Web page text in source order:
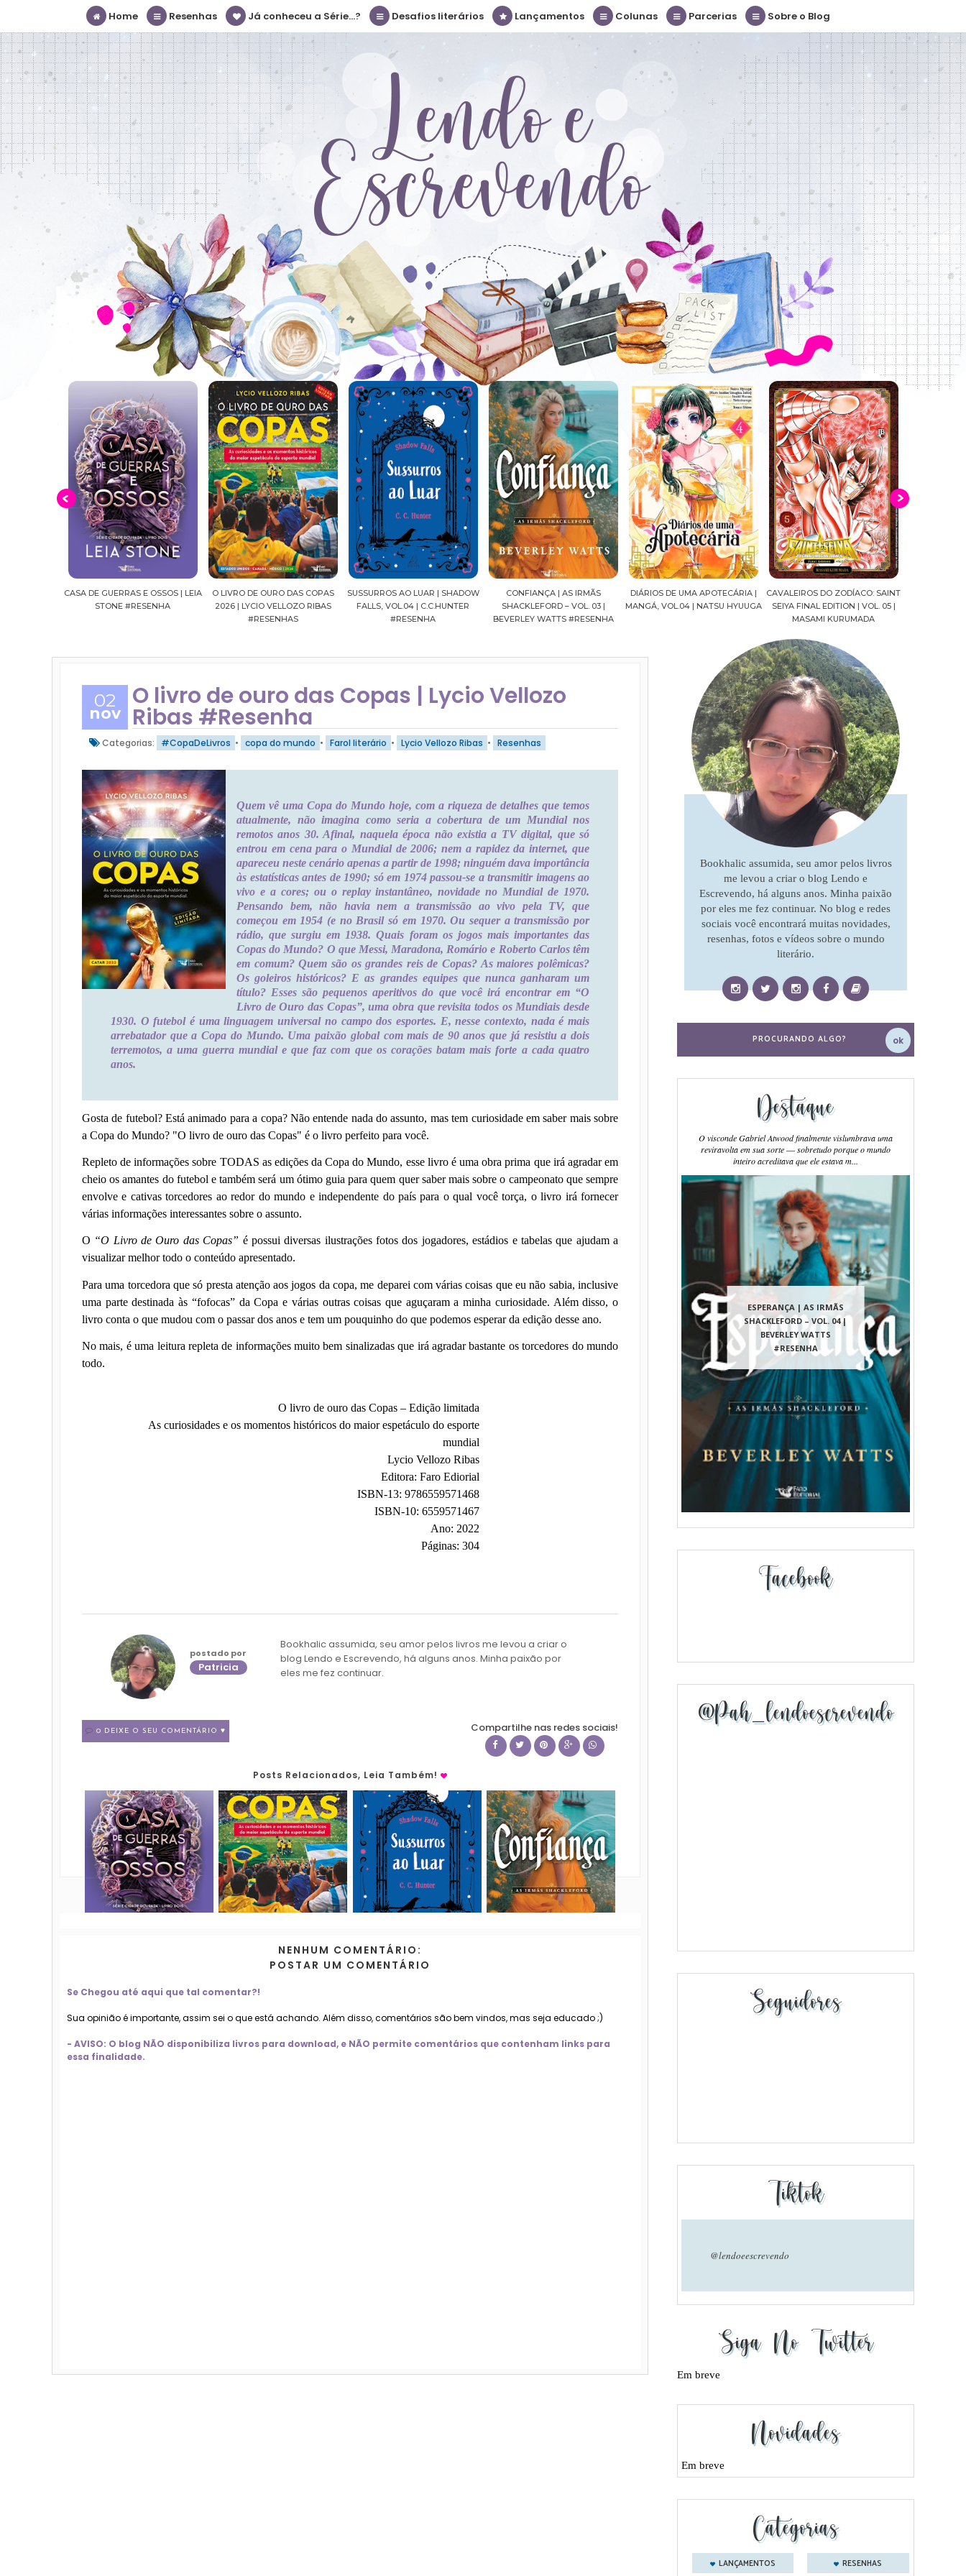
Home Resenhas Já conheceu a Série...? Desafios literários Lançamentos Colunas Parcerias Sobre o Blog
O LIVRO DE OURO DAS COPAS
2026 | LYCIO VELLOZO RIBAS
SUSSURROS AO LUAR | SHADOW
FALLS, VOL.04 | C.C.HUNTER
#RESENHA
CONFIANÇA | AS IRMÃS
SHACKLEFORD – VOL. 03 |
BEVERLEY WATTS #RESENHA
DIÁRIOS DE UMA APOTECÁRIA |
MANGÁ, VOL.04 | NATSU HYUUGA
CAVALEIROS DO ZODÍACO: SAINT
SEIYA FINAL EDITION | VOL. 05 |
CROWN OF WAR AND SHADOW |
J.R.WARD #RESENHA
02
nov
O livro de ouro das Copas | Lycio Vellozo
Ribas #Resenha
Categorias: #CopaDeLivros • copa do mundo • Farol literário • Lycio Vellozo Ribas • Resenhas
Quem vê uma Copa do Mundo hoje, com a riqueza de detalhes que temos
atualmente, não imagina como seria a cobertura de um Mundial nos
remotos anos 30. Afinal, naquela época não existia a TV digital, que só
entrou em cena para o Mundial de 2006; nem a rapidez da internet, que
apareceu neste cenário apenas a partir de 1998; ninguém dava importância
às estatísticas antes de 1990; só em 1974 passou-se a transmitir imagens ao
vivo e a cores; ou o replay instantâneo, novidade no Mundial de 1970.
Pensando bem, não havia nem a transmissão ao vivo pela TV, que
começou em 1954 (e no Brasil só em 1970. Ou sequer a transmissão por
rádio, que surgiu em 1938. Quais foram os jogos mais importantes das
Copas do Mundo? O que Messi, Maradona, Romário e Roberto Carlos têm
em comum? Quem são os grandes reis de Copas? As maiores polêmicas?
Os goleiros históricos? E as grandes equipes que nunca ganharam um
título? Esses são pequenos aperitivos do que você irá encontrar em “O
Livro de Ouro das Copas”, uma obra que revisita todos os Mundiais desde
1930. O futebol é uma linguagem universal no campo dos esportes. E, nesse contexto, nada é mais
arrebatador que a Copa do Mundo. Uma paixão global com mais de 90 anos que já resistiu a dois
terremotos, a uma guerra mundial e que faz com que os corações batam mais forte a cada quatro
anos.
Gosta de futebol? Está animado para a copa? Não entende nada do assunto, mas tem curiosidade em saber mais sobre
a Copa do Mundo? "O livro de ouro das Copas" é o livro perfeito para você.
Repleto de informações sobre TODAS as edições da Copa do Mundo, esse livro é uma obra prima que irá agradar em
cheio os amantes do futebol e também será um ótimo guia para quem quer saber mais sobre o campeonato que sempre
envolve e cativas torcedores ao redor do mundo e independente do país para o qual você torça, o livro irá fornecer
várias informações interessantes sobre o assunto.
O “O Livro de Ouro das Copas” é possui diversas ilustrações fotos dos jogadores, estádios e tabelas que ajudam a
visualizar melhor todo o conteúdo apresentado.
Para uma torcedora que só presta atenção aos jogos da copa, me deparei com várias coisas que eu não sabia, inclusive
uma parte destinada às “fofocas” da Copa e várias outras coisas que aguçaram a minha curiosidade. Além disso, o
livro conta o que mudou com o passar dos anos e tem um pouquinho do que podemos esperar da edição desse ano.
No mais, é uma leitura repleta de informações muito bem sinalizadas que irá agradar bastante os torcedores do mundo
todo.
O livro de ouro das Copas – Edição limitada
As curiosidades e os momentos históricos do maior espetáculo do esporte
mundial
Lycio Vellozo Ribas
Editora: Faro Ediorial
ISBN-13: 9786559571468
ISBN-10: 6559571467
Ano: 2022
Páginas: 304
postado por
Patricia
Bookhalic assumida, seu amor pelos livros me levou a criar o
blog Lendo e Escrevendo, há alguns anos. Minha paixão por
eles me fez continuar.
0 DEIXE O SEU COMENTÁRIO ♥ Compartilhe nas redes sociais!
Posts Relacionados, Leia Também!
NENHUM COMENTÁRIO:
POSTAR UM COMENTÁRIO
Se Chegou até aqui que tal comentar?!
Sua opinião é importante, assim sei o que está achando. Além disso, comentários são bem vindos, mas seja educado ;)
- AVISO: O blog NÃO disponibiliza livros para download, e NÃO permite comentários que contenham links para
essa finalidade.
Bookhalic assumida, seu amor pelos livros
me levou a criar o blog Lendo e
Escrevendo, há alguns anos. Minha paixão
por eles me fez continuar. No blog e redes
sociais você encontrará muitas novidades,
resenhas, fotos e vídeos sobre o mundo
literário.
Destaque
ESPERANÇA | AS IRMÃS
SHACKLEFORD – VOL. 04 |
BEVERLEY WATTS
#RESENHA
O visconde Gabriel Atwood finalmente vislumbrava uma
reviravolta em sua sorte ― sobretudo porque o mundo
inteiro acreditava que ele estava m...
Facebook
@pah_lendoescrevendo
Seguidores
Tiktok
@lendoeescrevendo
Siga No Twitter
Em breve
Novidades
Em breve
Categorias
LANÇAMENTOS RESENHAS